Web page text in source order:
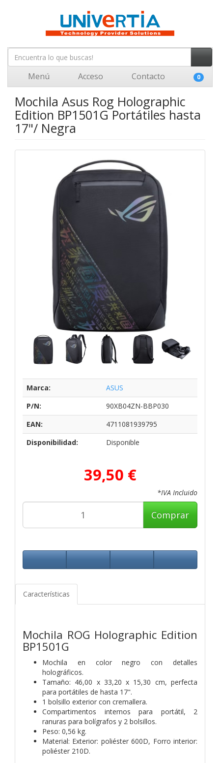
Menú Acceso Contacto 0
Mochila Asus Rog Holographic
Edition BP1501G Portátiles hasta
17"/ Negra
Marca:
ASUS
P/N:
90XB04ZN-BBP030
EAN:
4711081939795
Disponibilidad:
Disponible
39,50 €
*IVA Incluido
Comprar
Características
Mochila ROG Holographic Edition
BP1501G
Mochila en color negro con detalles
holográficos.
Tamaño: 46,00 x 33,20 x 15,30 cm, perfecta
para portátiles de hasta 17".
1 bolsillo exterior con cremallera.
Compartimentos internos para portátil, 2
ranuras para bolígrafos y 2 bolsillos.
Peso: 0,56 kg.
Material: Exterior: poliéster 600D, Forro interior:
poliéster 210D.